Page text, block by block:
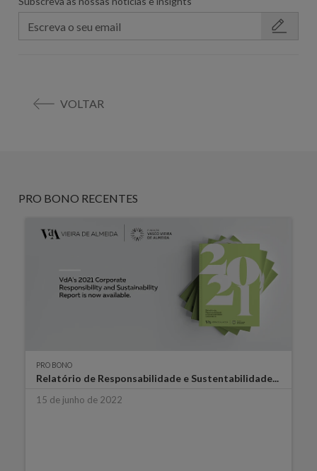
VOLTAR
PRO BONO RECENTES
PRO BONO
Relatório de Responsabilidade e Sustentabilidade...
15 de junho de 2022